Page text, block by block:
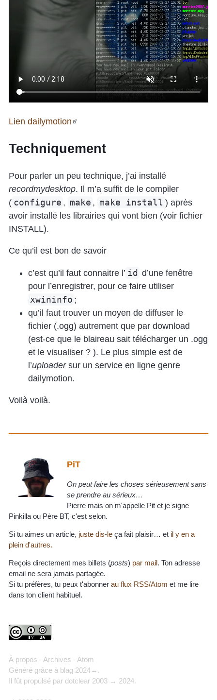
Lien dailymotion
Techniquement
Pour parler un peu technique, j’ai installé
recordmydesktop. Il m’a suffit de le compiler
( configure , make , make install ) après
avoir installé les librairies qui vont bien (voir fichier
INSTALL).
Ce qu’il est bon de savoir
c’est qu’il faut connaitre l’ id d’une fenêtre
pour l’enregistrer, pour ce faire utiliser
xwininfo ;
qu’il faut trouver un moyen de diffuser le
fichier (.ogg) autrement que par download
(est-ce que le blaireau sait télécharger un .ogg
et le visualiser ? ). Le plus simple est de
l’uploadersur un service en ligne genre
dailymotion.
Voilà voilà.
PiT
On peut faire les choses sérieusement sans
se prendre au sérieux…
Pierre mais on m'appelle Pit et je signe
Pinkilla ou Père BT, c'est selon.
Si tu aimes un article, juste dis-le ça fait plaisir… et il y en a
plein d'autres.
Reçois directement mes billets (posts) par mail. Ton adresse
email ne sera jamais partagée.
Si tu préfères, tu peux t'abonner au flux RSS/Atom et me lire
dans ton client habituel.
À propos - Archives - Atom
Généré grâce à blag 2024→.
Il fût propulsé par dotclear 2003 → 2024.